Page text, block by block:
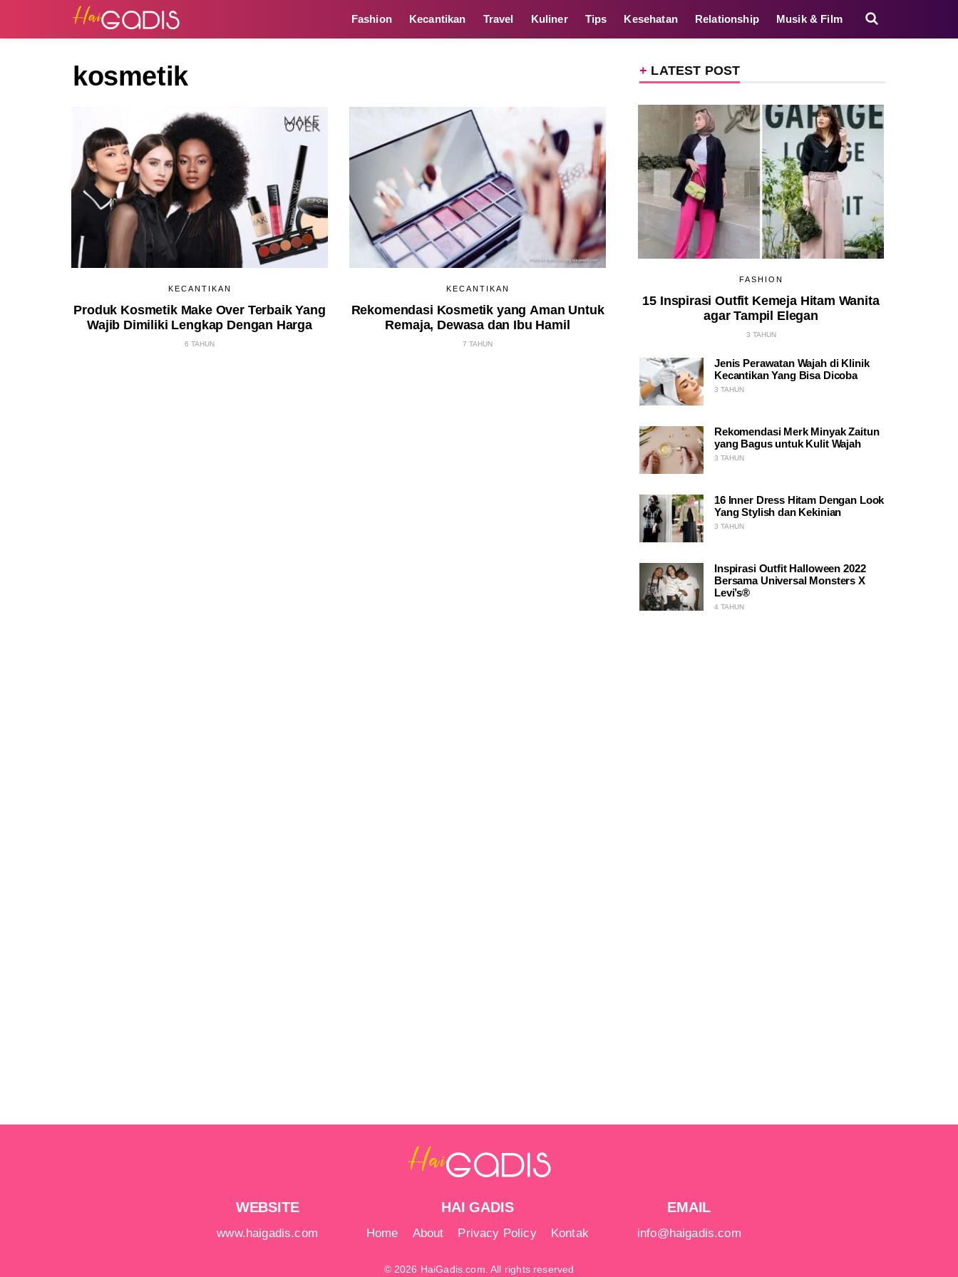
Fashion Kecantikan Travel Kuliner Tips Kesehatan Relationship Musik & Film
kosmetik
KECANTIKAN
Produk Kosmetik Make Over Terbaik Yang
Wajib Dimiliki Lengkap Dengan Harga
6 TAHUN
KECANTIKAN
Rekomendasi Kosmetik yang Aman Untuk
Remaja, Dewasa dan Ibu Hamil
7 TAHUN
LATEST POST
FASHION
15 Inspirasi Outfit Kemeja Hitam Wanita
agar Tampil Elegan
3 TAHUN
Jenis Perawatan Wajah di Klinik
Kecantikan Yang Bisa Dicoba
3 TAHUN
Rekomendasi Merk Minyak Zaitun
yang Bagus untuk Kulit Wajah
3 TAHUN
16 Inner Dress Hitam Dengan Look
Yang Stylish dan Kekinian
3 TAHUN
Inspirasi Outfit Halloween 2022
Bersama Universal Monsters X
Levi’s®
4 TAHUN
WEBSITE
www.haigadis.com
HAI GADIS
Home About Privacy Policy Kontak
EMAIL
info@haigadis.com
© 2026 HaiGadis.com. All rights reserved